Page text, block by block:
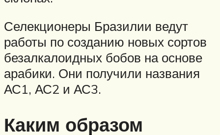
Селекционеры Бразилии ведут
работы по созданию новых сортов
безалкалоидных бобов на основе
арабики. Они получили названия
АС1, АС2 и АС3.
Каким образом